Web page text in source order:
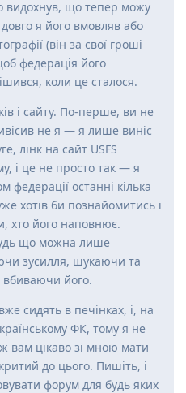
видохнув, що тепер можу
я його вмовляв або
(він за свої гроші
федерація його
коли це сталося.
і сайту. По-перше, ви не
не я — я лише виніс
лінк на сайт USFS
і це не просто так — я
федерації останні кілька
хотів би познайомитись і
хто його наповнює.
що можна лише
зусилля, шукаючи та
вбиваючи його.
сидять в печінках, і, на
ФК, тому я не
вам цікаво зі мною мати
до цього. Пишіть, і
форум для будь яких